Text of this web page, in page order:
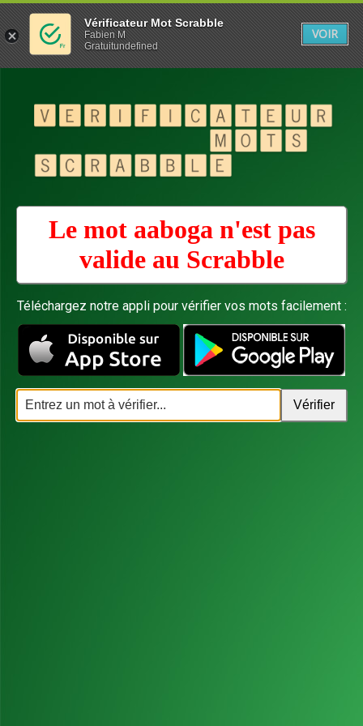
Le mot aaboga n'est pas
valide au Scrabble
Téléchargez notre appli pour vérifier vos mots facilement :
Vérificateur Mot Scrabble
Fabien M
Gratuitundefined
VOIR